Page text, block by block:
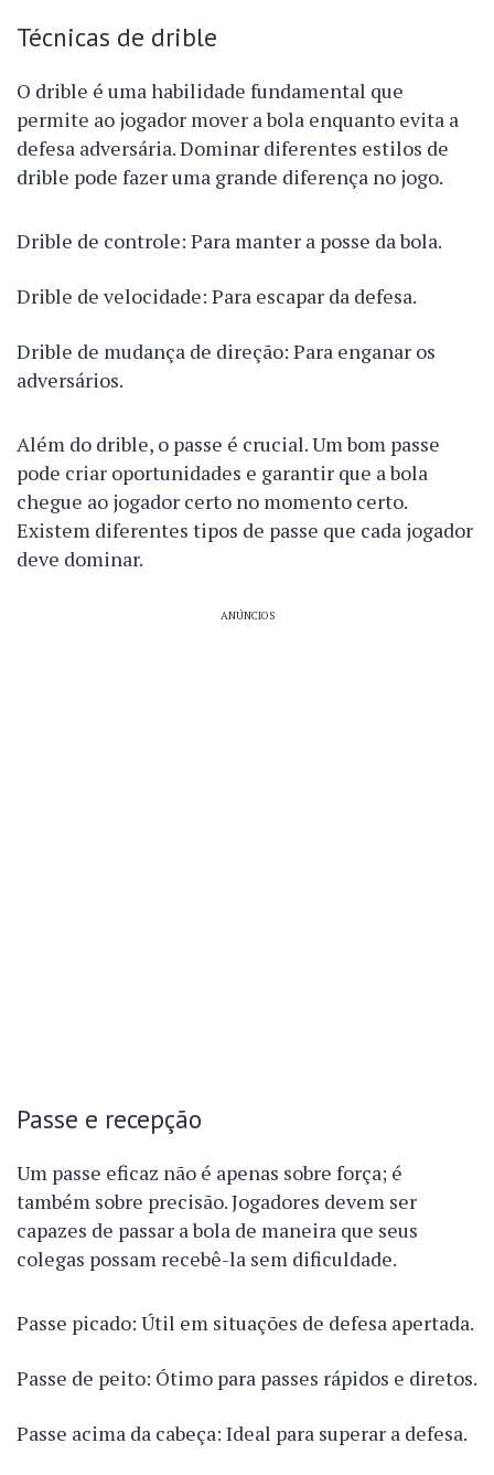
Técnicas de drible
O drible é uma habilidade fundamental que
permite ao jogador mover a bola enquanto evita a
defesa adversária. Dominar diferentes estilos de
drible pode fazer uma grande diferença no jogo.
Drible de controle: Para manter a posse da bola.
Drible de velocidade: Para escapar da defesa.
Drible de mudança de direção: Para enganar os
adversários.
Além do drible, o passe é crucial. Um bom passe
pode criar oportunidades e garantir que a bola
chegue ao jogador certo no momento certo.
Existem diferentes tipos de passe que cada jogador
deve dominar.
ANÚNCIOS
Passe e recepção
Um passe eficaz não é apenas sobre força; é
também sobre precisão. Jogadores devem ser
capazes de passar a bola de maneira que seus
colegas possam recebê-la sem dificuldade.
Passe picado: Útil em situações de defesa apertada.
Passe de peito: Ótimo para passes rápidos e diretos.
Passe acima da cabeça: Ideal para superar a defesa.